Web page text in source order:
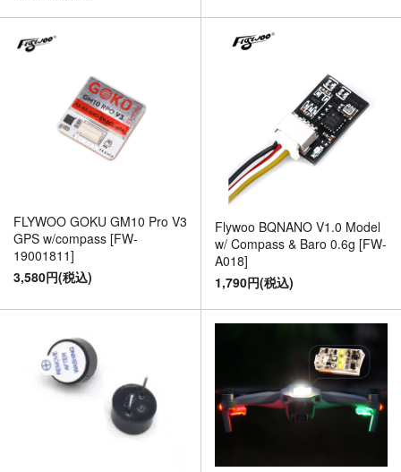
FLYWOO GOKU GM10 Pro V3
GPS w/compass [FW-
19001811]
3,580円(税込)
Flywoo BQNANO V1.0 Model
w/ Compass & Baro 0.6g [FW-
A018]
1,790円(税込)